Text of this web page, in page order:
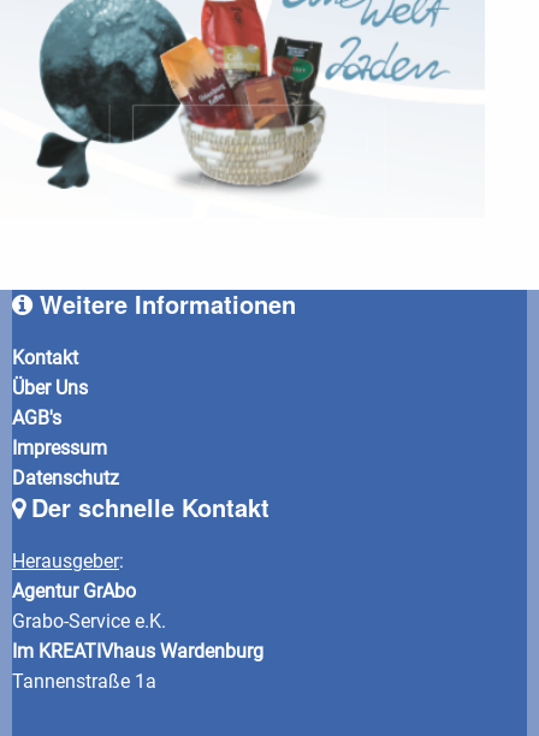
Weitere Informationen
Kontakt
Über Uns
AGB's
Impressum
Datenschutz
Der schnelle Kontakt
Herausgeber:
Agentur GrAbo
Grabo-Service e.K.
Im KREATIVhaus Wardenburg
Tannenstraße 1a